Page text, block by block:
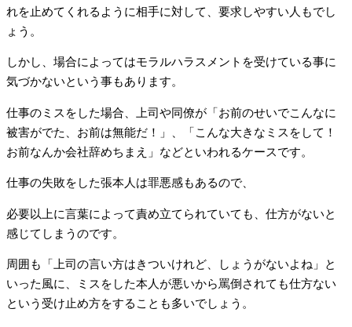
れを止めてくれるように相手に対して、要求しやすい人もでし
ょう。
しかし、場合によってはモラルハラスメントを受けている事に
気づかないという事もあります。
仕事のミスをした場合、上司や同僚が「お前のせいでこんなに
被害がでた、お前は無能だ！」、「こんな大きなミスをして！
お前なんか会社辞めちまえ」などといわれるケースです。
仕事の失敗をした張本人は罪悪感もあるので、
必要以上に言葉によって責め立てられていても、仕方がないと
感じてしまうのです。
周囲も「上司の言い方はきついけれど、しょうがないよね」と
いった風に、ミスをした本人が悪いから罵倒されても仕方ない
という受け止め方をすることも多いでしょう。